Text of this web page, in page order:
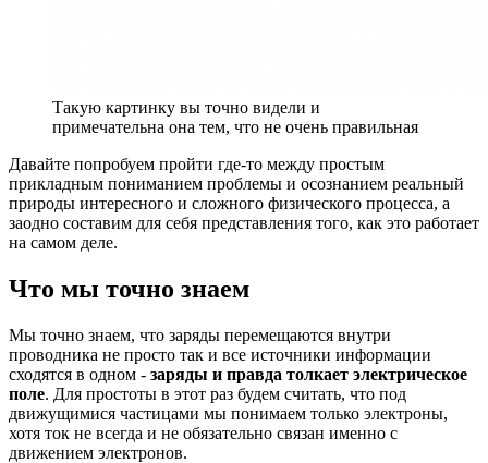
Такую картинку вы точно видели и
примечательна она тем, что не очень правильная
Давайте попробуем пройти где-то между простым
прикладным пониманием проблемы и осознанием реальный
природы интересного и сложного физического процесса, а
заодно составим для себя представления того, как это работает
на самом деле.
Что мы точно знаем
Мы точно знаем, что заряды перемещаются внутри
проводника не просто так и все источники информации
сходятся в одном - заряды и правда толкает электрическое
поле. Для простоты в этот раз будем считать, что под
движущимися частицами мы понимаем только электроны,
хотя ток не всегда и не обязательно связан именно с
движением электронов.